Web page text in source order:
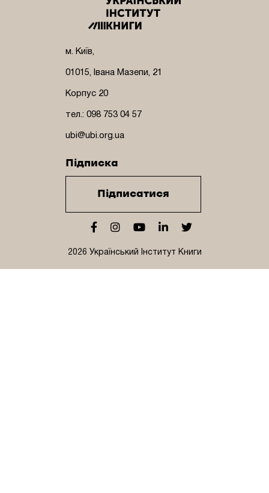
м. Київ,
01015, Івана Мазепи, 21
Корпус 20
тел.: 098 753 04 57
ubi@ubi.org.ua
Підписка
Підписатися
2026 Український Інститут Книги